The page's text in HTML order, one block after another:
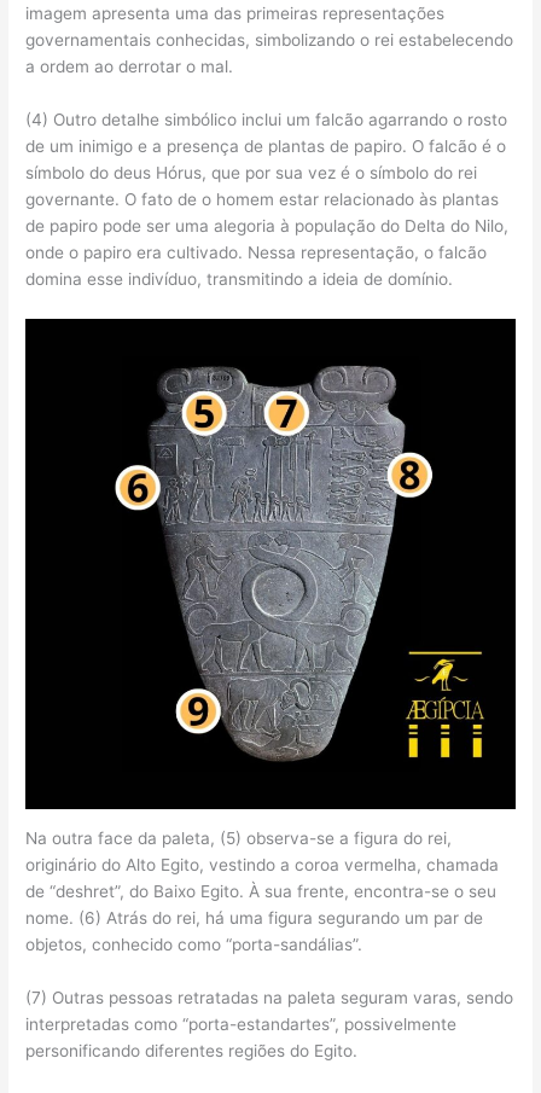
imagem apresenta uma das primeiras representações
governamentais conhecidas, simbolizando o rei estabelecendo
a ordem ao derrotar o mal.
(4) Outro detalhe simbólico inclui um falcão agarrando o rosto
de um inimigo e a presença de plantas de papiro. O falcão é o
símbolo do deus Hórus, que por sua vez é o símbolo do rei
governante. O fato de o homem estar relacionado às plantas
de papiro pode ser uma alegoria à população do Delta do Nilo,
onde o papiro era cultivado. Nessa representação, o falcão
domina esse indivíduo, transmitindo a ideia de domínio.
Na outra face da paleta, (5) observa-se a figura do rei,
originário do Alto Egito, vestindo a coroa vermelha, chamada
de “deshret”, do Baixo Egito. À sua frente, encontra-se o seu
nome. (6) Atrás do rei, há uma figura segurando um par de
objetos, conhecido como “porta-sandálias”.
(7) Outras pessoas retratadas na paleta seguram varas, sendo
interpretadas como “porta-estandartes”, possivelmente
personificando diferentes regiões do Egito.